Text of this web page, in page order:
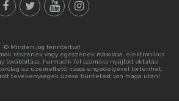
© Minden jog fenntartva!
részének vagy egészének másolása, elektronikus
továbbítása, harmadik fél számára nyújtott oktatási
az üzemeltető írásos engedélyével történhet.
tevékenységek űzése büntetést von maga után!